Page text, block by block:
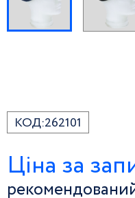
КОД:262101
Ціна за